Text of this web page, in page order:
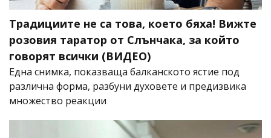
Традициите не са това, което бяха! Вижте
розовия таратор от Слънчака, за който
говорят всички (ВИДЕО)
Една снимка, показваща балканското ястие под
различна форма, разбуни духовете и предизвика
множество реакции